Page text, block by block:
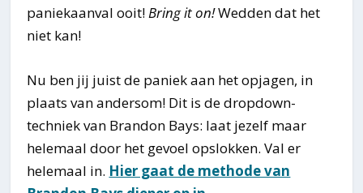
paniekaanval ooit! Bring it on!Wedden dat het
niet kan!
Nu ben jij juist de paniek aan het opjagen, in
plaats van andersom! Dit is de dropdown-
techniek van Brandon Bays: laat jezelf maar
helemaal door het gevoel opslokken. Val er
helemaal in. Hier gaat de methode van